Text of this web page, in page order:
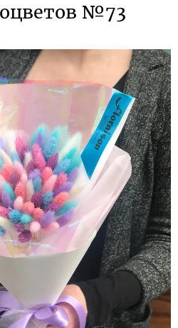
№73